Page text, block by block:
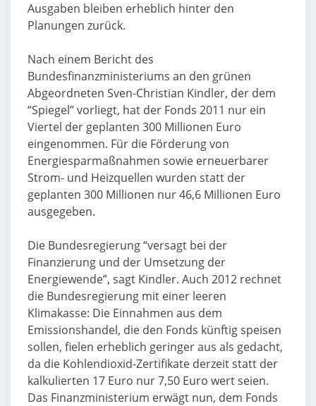
Ausgaben bleiben erheblich hinter den
Planungen zurück.
Nach einem Bericht des
Bundesfinanzministeriums an den grünen
Abgeordneten Sven-Christian Kindler, der dem
“Spiegel” vorliegt, hat der Fonds 2011 nur ein
Viertel der geplanten 300 Millionen Euro
eingenommen. Für die Förderung von
Energiesparmaßnahmen sowie erneuerbarer
Strom- und Heizquellen wurden statt der
geplanten 300 Millionen nur 46,6 Millionen Euro
ausgegeben.
Die Bundesregierung “versagt bei der
Finanzierung und der Umsetzung der
Energiewende”, sagt Kindler. Auch 2012 rechnet
die Bundesregierung mit einer leeren
Klimakasse: Die Einnahmen aus dem
Emissionshandel, die den Fonds künftig speisen
sollen, fielen erheblich geringer aus als gedacht,
da die Kohlendioxid-Zertifikate derzeit statt der
kalkulierten 17 Euro nur 7,50 Euro wert seien.
Das Finanzministerium erwägt nun, dem Fonds